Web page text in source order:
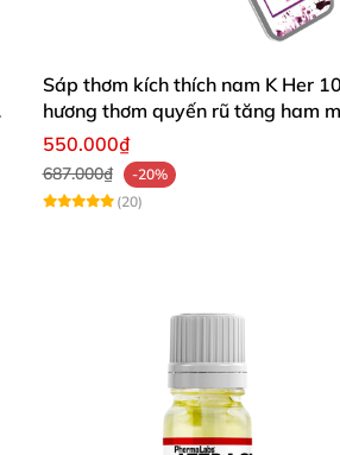
Sáp thơm kích thích nam K Her
hương thơm quyến rũ tăng ham
550.000₫
687.000₫
-20%
(20)